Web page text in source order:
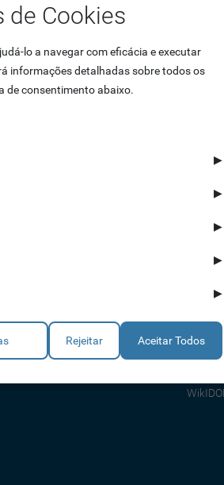
Ajuda
Apoio
Apoio
de Cookies
lo a navegar com eficácia e executar
informações detalhadas sobre todos os
de consentimento abaixo.
▶
▶
▶
▶
▶
Rejeitar Aceitar Todos